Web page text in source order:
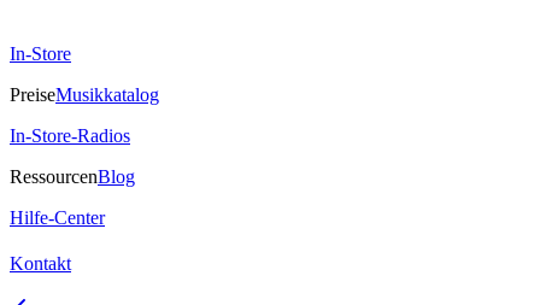
In-Store
PreiseMusikkatalog
In-Store-Radios
RessourcenBlog
Hilfe-Center
Kontakt